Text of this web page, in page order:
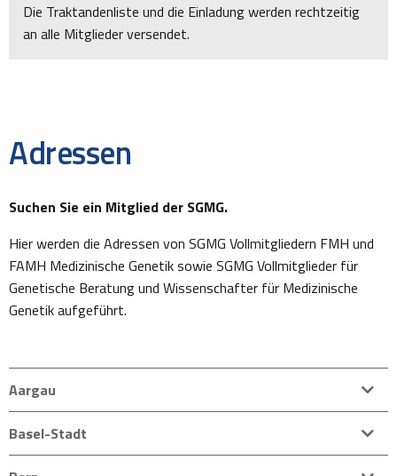
Die Traktandenliste und die Einladung werden rechtzeitig
an alle Mitglieder versendet.
Adressen
Suchen Sie ein Mitglied der SGMG.
Hier werden die Adressen von SGMG Vollmitgliedern FMH und
FAMH Medizinische Genetik sowie SGMG Vollmitglieder für
Genetische Beratung und Wissenschafter für Medizinische
Genetik aufgeführt.
Aargau
Basel-Stadt